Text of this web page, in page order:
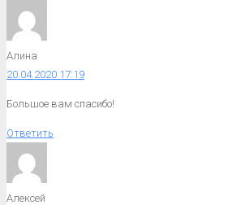
Алина
20.04.2020 17:19
Большое вам спасибо!
Ответить
Алексей